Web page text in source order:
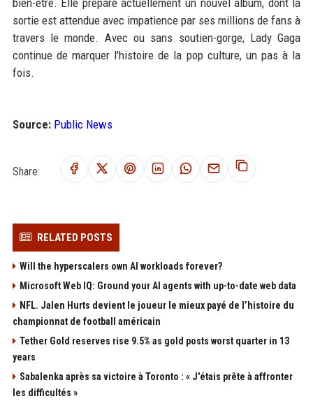
bien-être. Elle prépare actuellement un nouvel album, dont la
sortie est attendue avec impatience par ses millions de fans à
travers le monde. Avec ou sans soutien-gorge, Lady Gaga
continue de marquer l'histoire de la pop culture, un pas à la
fois.
Source: Public News
Share:
RELATED POSTS
Will the hyperscalers own AI workloads forever?
Microsoft Web IQ: Ground your AI agents with up-to-date web data
NFL. Jalen Hurts devient le joueur le mieux payé de l’histoire du
championnat de football américain
Tether Gold reserves rise 9.5% as gold posts worst quarter in 13
years
Sabalenka après sa victoire à Toronto : « J'étais prête à affronter
les difficultés »